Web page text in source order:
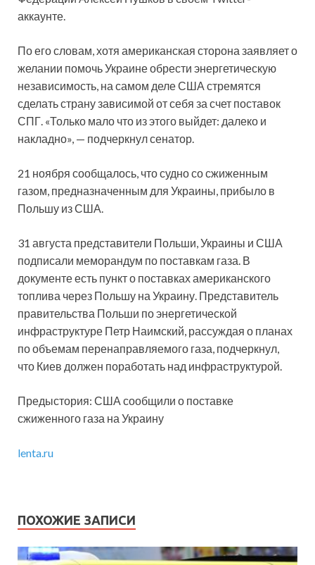
аккаунте.
По его словам, хотя американская сторона заявляето
желании помочь Украине обрести энергетическую
независимость, на самом деле США стремятся
сделать страну зависимой от себя за счет поставок
СПГ. «Только мало что из этого выйдет: далеко и
накладно», — подчеркнул сенатор.
21 ноября сообщалось, что судно со сжиженным
газом, предназначенным для Украины, прибыло в
Польшу из США.
31 августа представители Польши, Украины и США
подписали меморандум по поставкам газа. В
документе есть пункт о поставках американского
топлива через Польшу на Украину. Представитель
правительства Польши по энергетической
инфраструктуре Петр Наимский, рассуждая о планах
по объемам перенаправляемого газа, подчеркнул,
что Киев должен поработать над инфраструктурой.
Предыстория: США сообщили о поставке
сжиженного газа на Украину
lenta.ru
ПОХОЖИЕ ЗАПИСИ